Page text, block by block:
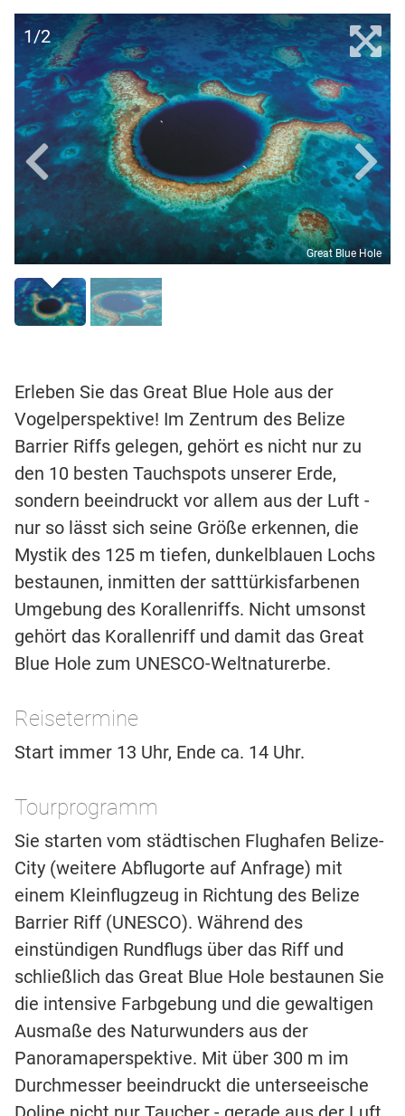
1/2
Great Blue Hole
Erleben Sie das Great Blue Hole aus der
Vogelperspektive! Im Zentrum des Belize
Barrier Riffs gelegen, gehört es nicht nur zu
den 10 besten Tauchspots unserer Erde,
sondern beeindruckt vor allem aus der Luft -
nur so lässt sich seine Größe erkennen, die
Mystik des 125 m tiefen, dunkelblauen Lochs
bestaunen, inmitten der satttürkisfarbenen
Umgebung des Korallenriffs. Nicht umsonst
gehört das Korallenriff und damit das Great
Blue Hole zum UNESCO-Weltnaturerbe.
Reisetermine
Start immer 13 Uhr, Ende ca. 14 Uhr.
Tourprogramm
Sie starten vom städtischen Flughafen Belize-
City (weitere Abflugorte auf Anfrage) mit
einem Kleinflugzeug in Richtung des Belize
Barrier Riff (UNESCO). Während des
einstündigen Rundflugs über das Riff und
schließlich das Great Blue Hole bestaunen Sie
die intensive Farbgebung und die gewaltigen
Ausmaße des Naturwunders aus der
Panoramaperspektive. Mit über 300 m im
Durchmesser beeindruckt die unterseeische